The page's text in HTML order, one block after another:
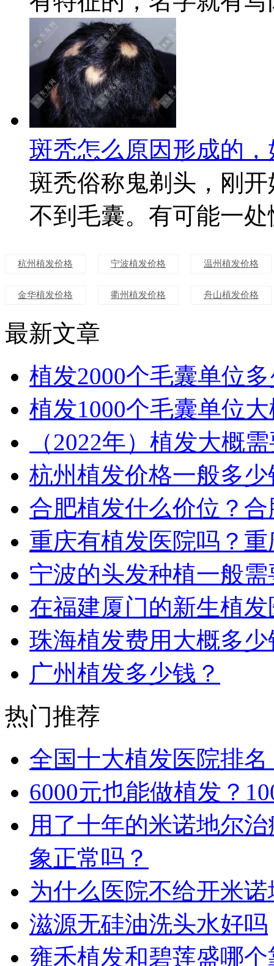
斑秃怎么原因形成的
斑秃俗称鬼剃头，刚
不到毛囊。有可能一
杭州植发价格 宁波植发价格 温州植发价格
金华植发价格 衢州植发价格 舟山植发价格
最新文章
植发2000个毛囊单位
植发1000个毛囊单位
（2022年）植发大概
杭州植发价格一般多少
合肥植发什么价位？
重庆有植发医院吗？
宁波的头发种植一般
在福建厦门的新生植
珠海植发费用大概多
广州植发多少钱？
热门推荐
全国十大植发医院排
6000元也能做植发？
用了十年的米诺地尔
象正常吗？
为什么医院不给开米
滋源无硅油洗头水好吗
雍禾植发和碧莲盛哪